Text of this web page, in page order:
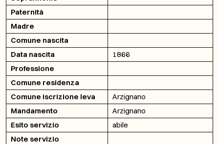
Paternità
Madre
Comune nascita
Data nascita
1866
Professione
Comune residenza
Comune iscrizione leva
Arzignano
Mandamento
Arzignano
Esito servizio
abile
Note servizio